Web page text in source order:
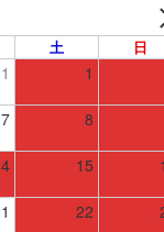
土 日
1
7 8
15
22